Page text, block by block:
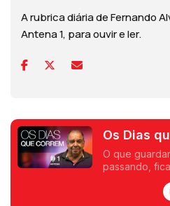
A rubrica diária de Fernando
Antena 1, para ouvir e ler.
Os Dias
O que
passando,